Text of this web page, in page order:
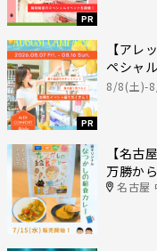
PR
PR
【アレ
ペシャ
8/8(土)-
【名古
万勝か
名古屋